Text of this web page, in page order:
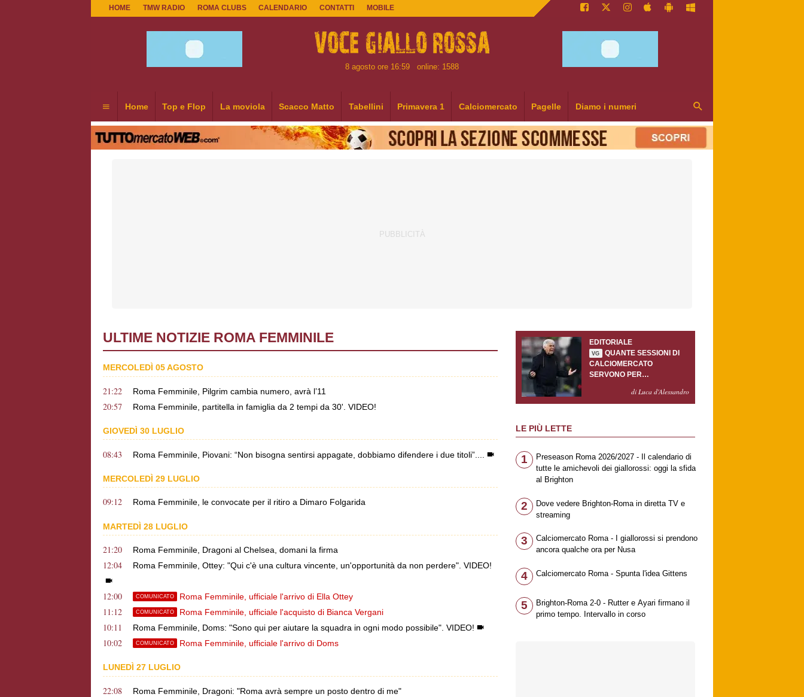
HOME TMW RADIO ROMA CLUBS CALENDARIO CONTATTI MOBILE
8 agosto ore 16:59 online: 1588
Home Top e Flop La moviola Scacco Matto Tabellini Primavera 1 Calciomercato Pagelle Diamo i numeri
ULTIME NOTIZIE ROMA FEMMINILE
MERCOLEDÌ 05 AGOSTO
21:22 Roma Femminile, Pilgrim cambia numero, avrà l’11
20:57 Roma Femminile, partitella in famiglia da 2 tempi da 30'. VIDEO!
GIOVEDÌ 30 LUGLIO
08:43 Roma Femminile, Piovani: “Non bisogna sentirsi appagate, dobbiamo difendere i due titoli”....
MERCOLEDÌ 29 LUGLIO
09:12 Roma Femminile, le convocate per il ritiro a Dimaro Folgarida
MARTEDÌ 28 LUGLIO
21:20 Roma Femminile, Dragoni al Chelsea, domani la firma
12:04 Roma Femminile, Ottey: "Qui c'è una cultura vincente, un'opportunità da non perdere". VIDEO!
12:00 COMUNICATO Roma Femminile, ufficiale l'arrivo di Ella Ottey
11:12 COMUNICATO Roma Femminile, ufficiale l'acquisto di Bianca Vergani
10:11 Roma Femminile, Doms: "Sono qui per aiutare la squadra in ogni modo possibile". VIDEO!
10:02 COMUNICATO Roma Femminile, ufficiale l'arrivo di Doms
LUNEDÌ 27 LUGLIO
22:08 Roma Femminile, Dragoni: "Roma avrà sempre un posto dentro di me"
EDITORIALE
VG
QUANTE SESSIONI DI
CALCIOMERCATO
SERVONO PER
GASPERINI?di Luca d'Alessandro
LE PIÙ LETTE
1
Preseason Roma 2026/2027 - Il calendario di
tutte le amichevoli dei giallorossi: oggi la sfida
al Brighton
2
Dove vedere Brighton-Roma in diretta TV e
streaming
3
Calciomercato Roma - I giallorossi si prendono
ancora qualche ora per Nusa
4 Calciomercato Roma - Spunta l'idea Gittens
5
Brighton-Roma 2-0 - Rutter e Ayari firmano il
primo tempo. Intervallo in corso